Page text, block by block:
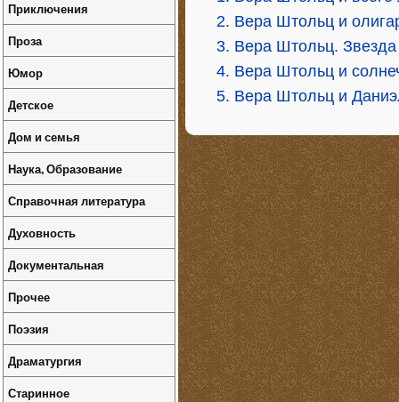
2. Вера Штольц и
3. Вера Штольц. Звезда
4. Вера Штольц и
5. Вера Штольц и
Приключения
Проза
Юмор
Детское
Дом и семья
Наука, Образование
Справочная литература
Духовность
Документальная
Прочее
Поэзия
Драматургия
Старинное